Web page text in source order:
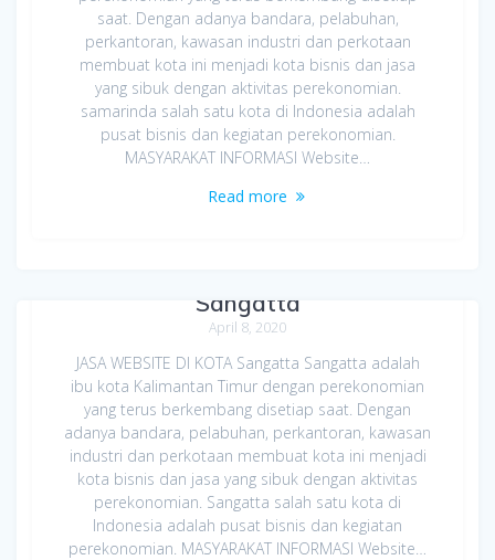
saat. Dengan adanya bandara, pelabuhan,
perkantoran, kawasan industri dan perkotaan
membuat kota ini menjadi kota bisnis dan jasa
yang sibuk dengan aktivitas perekonomian.
samarinda salah satu kota di Indonesia adalah
pusat bisnis dan kegiatan perekonomian.
MASYARAKAT INFORMASI Website…
Read more
Sangatta
April 8, 2020
JASA WEBSITE DI KOTA Sangatta Sangatta adalah
ibu kota Kalimantan Timur dengan perekonomian
yang terus berkembang disetiap saat. Dengan
adanya bandara, pelabuhan, perkantoran, kawasan
industri dan perkotaan membuat kota ini menjadi
kota bisnis dan jasa yang sibuk dengan aktivitas
perekonomian. Sangatta salah satu kota di
Indonesia adalah pusat bisnis dan kegiatan
perekonomian. MASYARAKAT INFORMASI Website…